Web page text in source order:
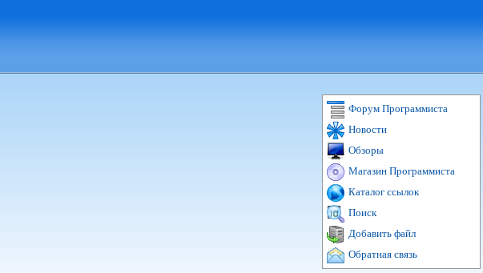
Форум Программиста
Новости
Обзоры
Магазин Программиста
Каталог ссылок
Поиск
Добавить файл
Обратная связь